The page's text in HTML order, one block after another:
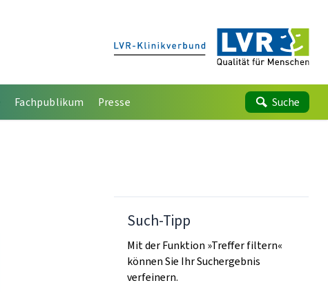
Fachpublikum Presse Suche
Such-Tipp
Mit der Funktion »Treffer filtern«
können Sie Ihr Suchergebnis
verfeinern.